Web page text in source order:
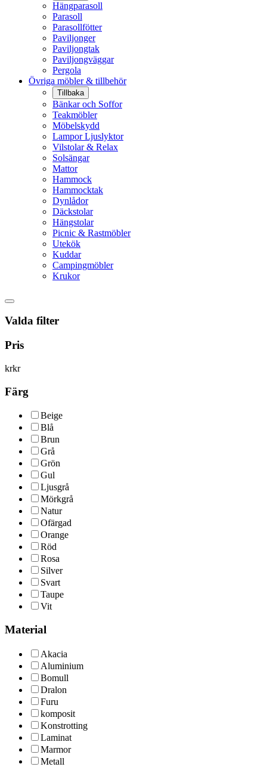
Hängparasoll
Parasoll
Parasollfötter
Paviljonger
Paviljongtak
Paviljongväggar
Pergola
Övriga möbler & tillbehör
Tillbaka
Bänkar och Soffor
Teakmöbler
Möbelskydd
Lampor Ljuslyktor
Vilstolar & Relax
Solsängar
Mattor
Hammock
Hammocktak
Dynlådor
Däckstolar
Hängstolar
Picnic & Rastmöbler
Utekök
Kuddar
Campingmöbler
Krukor
Valda filter
Pris
krkr
Färg
Beige
Blå
Brun
Grå
Grön
Gul
Ljusgrå
Mörkgrå
Natur
Ofärgad
Orange
Röd
Rosa
Silver
Svart
Taupe
Vit
Material
Akacia
Aluminium
Bomull
Dralon
Furu
komposit
Konstrotting
Laminat
Marmor
Metall